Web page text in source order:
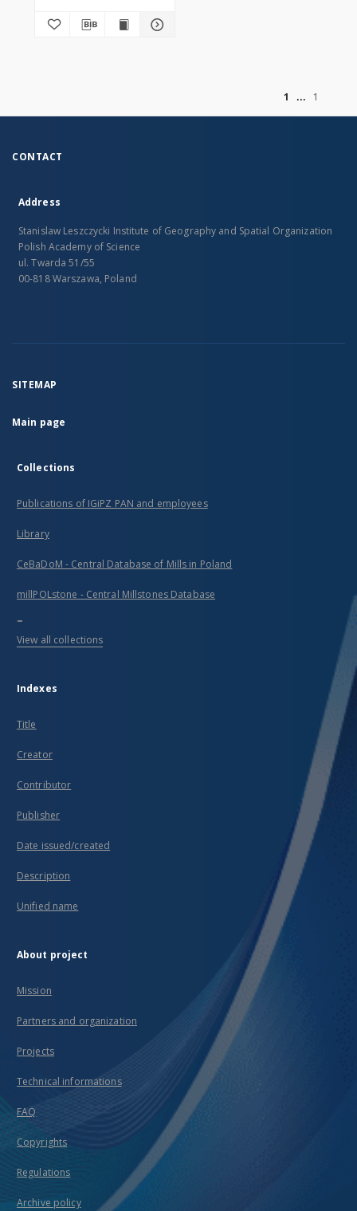
1
1
CONTACT
Address
Stanislaw Leszczycki Institute of Geography and Spatial Organization
Polish Academy of Science
ul. Twarda 51/55
00-818 Warszawa, Poland
SITEMAP
Main page
Collections
Publications of IGiPZ PAN and employees
Library
CeBaDoM - Central Database of Mills in Poland
millPOLstone - Central Millstones Database
...
View all collections
Indexes
Title
Creator
Contributor
Publisher
Date issued/created
Description
Unified name
About project
Mission
Partners and organization
Projects
Technical informations
FAQ
Copyrights
Regulations
Archive policy